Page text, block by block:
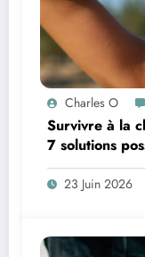
Charles O
Survivre à la
7 solutions
23 Juin 2026